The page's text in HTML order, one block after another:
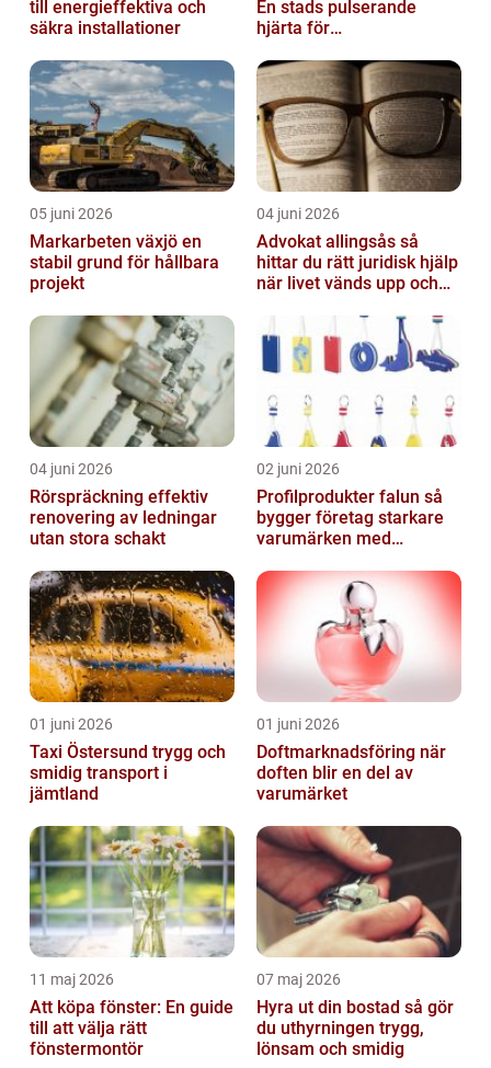
till energieffektiva och
säkra installationer
En stads pulserande
hjärta för
05 juni 2026
Markarbeten växjö en
stabil grund för hållbara
projekt
04 juni 2026
Advokat allingsås så
hittar du rätt juridisk hjälp
när livet vänds upp och
04 juni 2026
Rörspräckning effektiv
renovering av ledningar
utan stora schakt
02 juni 2026
Profilprodukter falun så
bygger företag starkare
varumärken med
01 juni 2026
Taxi Östersund trygg och
smidig transport i
jämtland
01 juni 2026
Doftmarknadsföring när
doften blir en del av
varumärket
11 maj 2026
Att köpa fönster: En guide
till att välja rätt
fönstermontör
07 maj 2026
Hyra ut din bostad så gör
du uthyrningen trygg,
lönsam och smidig